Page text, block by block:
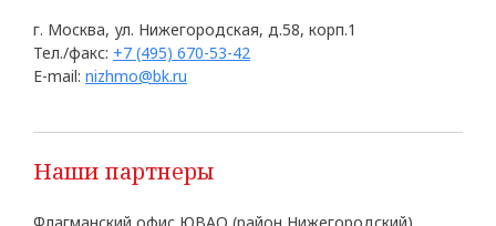
г. Москва, ул. Нижегородская, д.58, корп.1
Тел./факс: +7 (495) 670-53-42
E-mail: nizhmo@bk.ru
Наши партнеры
Флагманский офис ЮВАО (район Нижегородский)